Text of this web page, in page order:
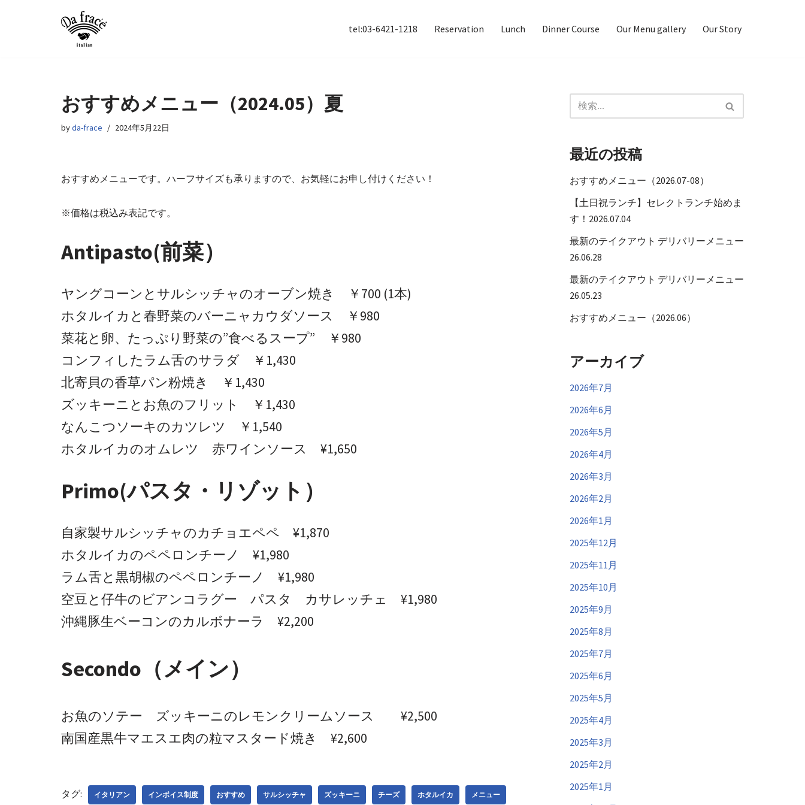
tel:03-6421-1218 Reservation Lunch Dinner Course Our Menu gallery Our Story
おすすめメニュー（2024.05）夏
byda-frace 2024年5月22日
おすすめメニューです。ハーフサイズも承りますので、お気軽にお申し付けください！
※価格は税込み表記です。
Antipasto(前菜）
ヤングコーンとサルシッチャのオーブン焼き ￥700 (1本)
ホタルイカと春野菜のバーニャカウダソース ￥980
菜花と卵、たっぷり野菜の”食べるスープ” ￥980
コンフィしたラム舌のサラダ ￥1,430
北寄貝の香草パン粉焼き ￥1,430
ズッキーニとお魚のフリット ￥1,430
なんこつソーキのカツレツ ￥1,540
ホタルイカのオムレツ 赤ワインソース ¥1,650
Primo(パスタ・リゾット）
自家製サルシッチャのカチョエペペ ¥1,870
ホタルイカのペペロンチーノ ¥1,980
ラム舌と黒胡椒のペペロンチーノ ¥1,980
空豆と仔牛のビアンコラグー パスタ カサレッチェ ¥1,980
沖縄豚生ベーコンのカルボナーラ ¥2,200
Secondo（メイン）
お魚のソテー ズッキーニのレモンクリームソース ¥2,500
南国産黒牛マエスエ肉の粒マスタード焼き ¥2,600
タグ: イタリアン インボイス制度 おすすめ サルシッチャ ズッキーニ チーズ ホタルイカ メニュー
最近の投稿
おすすめメニュー（2026.07-08）
【土日祝ランチ】セレクトランチ始めま
す！2026.07.04
最新のテイクアウト デリバリーメニュー
26.06.28
最新のテイクアウト デリバリーメニュー
26.05.23
おすすめメニュー（2026.06）
アーカイブ
2026年7月
2026年6月
2026年5月
2026年4月
2026年3月
2026年2月
2026年1月
2025年12月
2025年11月
2025年10月
2025年9月
2025年8月
2025年7月
2025年6月
2025年5月
2025年4月
2025年3月
2025年2月
2025年1月